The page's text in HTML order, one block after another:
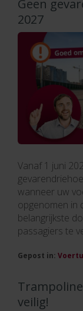
Geen
2027
Vanaf 1 juni
wanneer uw
opgenomen in
belangrijkste
passagiers te
Gepost in:
veilig!